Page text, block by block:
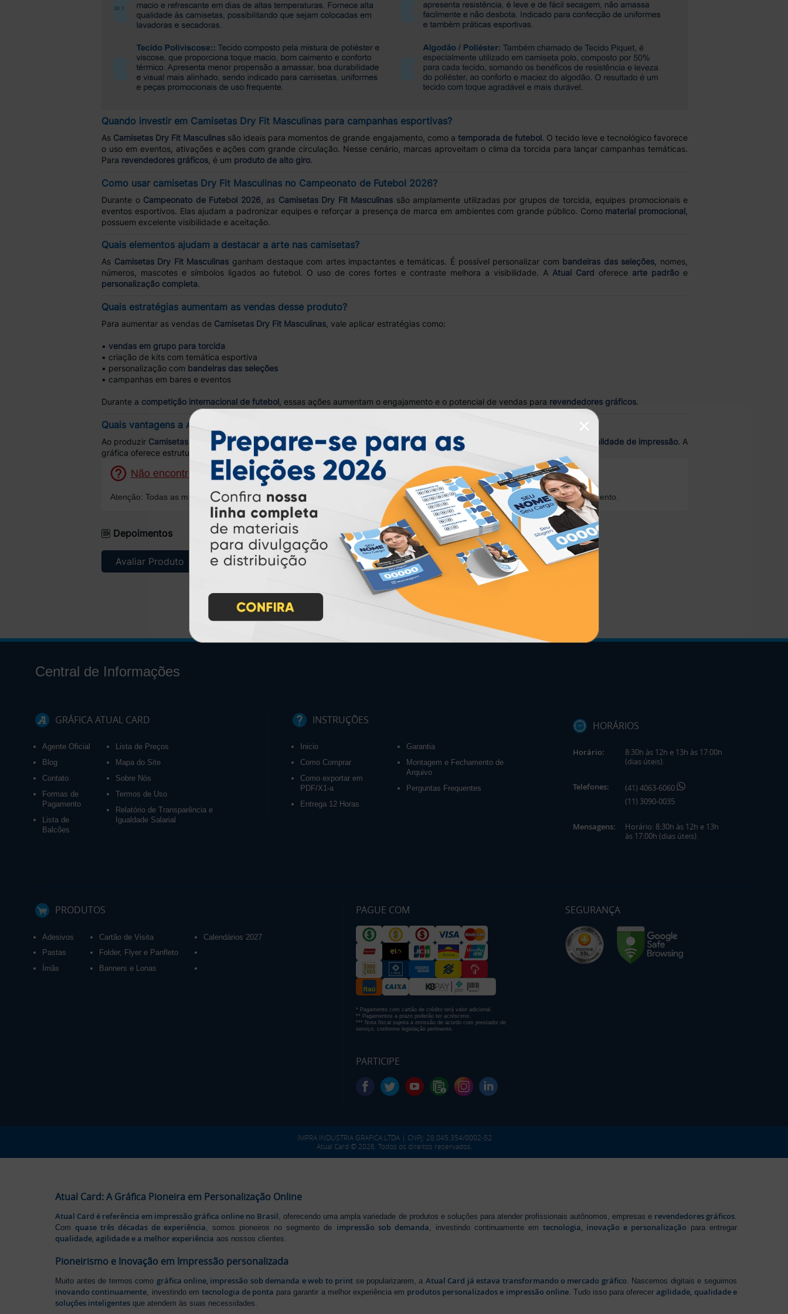
Quando investir em Camisetas Dry Fit Masculinas para campanhas esportivas?
As Camisetas Dry Fit Masculinas são ideais para momentos de grande engajamento, como a temporada de futebol. O tecido leve e tecnológico favorece
o uso em eventos, ativações e ações com grande circulação. Nesse cenário, marcas aproveitam o clima da torcida para lançar campanhas temáticas.
Para revendedores gráficos , é um produto de alto giro.
Como usar camisetas Dry Fit Masculinas no Campeonato de Futebol 2026?
Durante o Campeonato de Futebol 2026 , as Camisetas Dry Fit Masculinas são amplamente utilizadas por grupos de torcida, equipes promocionais e
eventos esportivos. Elas ajudam a padronizar equipes e reforçar a presença de marca em ambientes com grande público. Como material promocional
possuem excelente visibilidade e aceitação.
Quais elementos ajudam a destacar a arte nas camisetas?
As Camisetas Dry Fit Masculinas ganham destaque com artes impactantes e temáticas. É possível personalizar com bandeiras das seleções , nomes,
números, mascotes e símbolos ligados ao futebol. O uso de cores fortes e contraste melhora a visibilidade. A Atual Card oferece arte padrãoe
personalização completa.
Quais estratégias aumentam as vendas desse produto?
Para aumentar as vendas de Camisetas Dry Fit Masculinas , vale aplicar estratégias como:
• vendas em grupo para torcida
• criação de kits com temática esportiva
• personalização com bandeiras das seleções
• campanhas em bares e eventos
Durante a competição internacional de futebol , essas ações aumentam o engajamento e o potencial de vendas para revendedores gráficos.
Quais vantagens a Atual Card oferece para produção de Dry Fit Masculino?
Ao produzir Camisetas Dry Fit MasculinasnaAtual Card, o revendedor conta comcompra 100% online altíssima qualidade de impressão. A
gráfica oferece estrutura completa para atender campanhas promocionais com agilidade e qualidade em todo o Brasil.
Não encontrou o que procura ou precisa de ajuda? Clique aqui!
Atenção: Todas as mensagens serão respondidas, porém mensagens enviadas por clientes cadastrados têm prioridade no atendimento.
Depoimentos
Avaliar Produto
Central de Informações
GRÁFICA ATUAL CARD
Agente Oficial
Blog
Contato
Formas de
Pagamento
Lista de
Balcões
Lista de Preços
Mapa do Site
Sobre Nós
Termos de Uso
Relatório de Transparência e
Igualdade Salarial
INSTRUÇÕES
Inicio
Como Comprar
Como exportar em
PDF/X1-a
Entrega 12 Horas
Garantia
Montagem e Fechamento de
Arquivo
Perguntas Frequentes
HORÁRIOS
Horário:
8:30h às 12h e 13h às 17:00h
(dias úteis).
Telefones:
(41) 4063-6060
(11) 3090-0035
Mensagens:
Horário: 8:30h às 12h e 13h
às 17:00h (dias úteis).
PRODUTOS
Adesivos
Pastas
Ímãs
Cartão de Visita
Folder, Flyer e Panfleto
Banners e Lonas
Calendários 2027
PAGUE COM
* Pagamento com cartão de crédito terá valor adicional.
** Pagamentos a prazo poderão ter acréscimo.
*** Nota fiscal sujeita a emissão de acordo com prestador de
serviço, conforme legislação pertinente.
PARTICIPE
SEGURANÇA
IMPRA INDUSTRIA GRAFICA LTDA | CNPJ: 28.045.354/0002-52
Atual Card © 2026. Todos os direitos reservados.
Atual Card: A Gráfica Pioneira em Personalização Online
Atual Card é referência em impressão gráfica online no Brasil, oferecendo uma ampla variedade de produtos e soluções para atender profissionais autônomos, empresas e revendedores gráficos.
Comquase três décadas de experiência, somos pioneiros no segmento de impressão sob demanda, investindo continuamente em tecnologia, inovação e personalização para entregar
qualidade, agilidade e a melhor experiência aos nossos clientes.
Pioneirismo e Inovação em Impressão personalizada
Muito antes de termos como gráfica online, impressão sob demanda e web to print se popularizarem, a Atual Card já estava transformando o mercado gráfico . Nascemos digitais e seguimos
inovando continuamente , investindo em tecnologia de ponta para garantir a melhor experiência em produtos personalizados e impressão online. Tudo isso para ofereceragilidade, qualidade e
soluções inteligentes que atendem às suas necessidades.